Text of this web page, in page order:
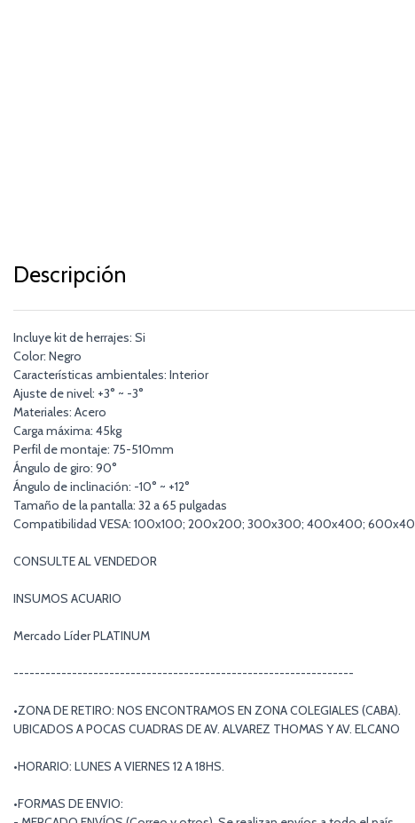
Descripción
Incluye kit de herrajes: Si
Color: Negro
Características ambientales: Interior
Ajuste de nivel: +3° ~ -3°
Materiales: Acero
Carga máxima: 45kg
Perfil de montaje: 75-510mm
Ángulo de giro: 90°
Ángulo de inclinación: -10° ~ +12°
Tamaño de la pantalla: 32 a 65 pulgadas
Compatibilidad VESA: 100x100; 200x200; 300x300; 400x400;
CONSULTE AL VENDEDOR
INSUMOS ACUARIO
Mercado Líder PLATINUM
----------------------------------------------------------------
•ZONA DE RETIRO: NOS ENCONTRAMOS EN ZONA COLEGIALES (CABA).
UBICADOS A POCAS CUADRAS DE AV. ALVAREZ THOMAS Y AV. ELCANO
•HORARIO: LUNES A VIERNES 12 A 18HS.
•FORMAS DE ENVIO: